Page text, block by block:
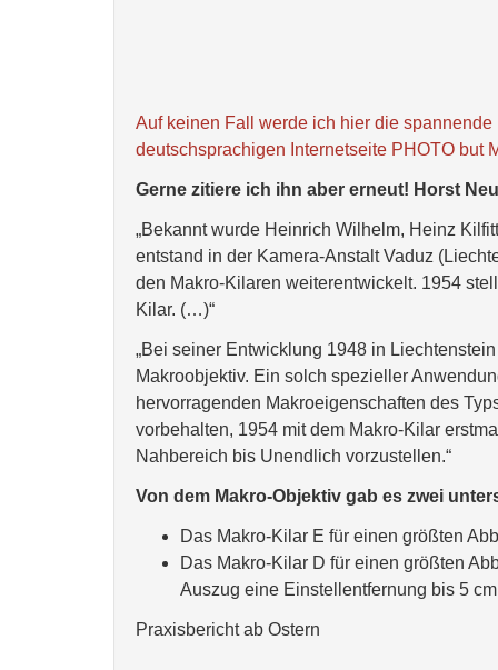
Auf keinen Fall werde ich hier die
deutschsprachigen Internetseite PHOTO but
Gerne zitiere ich ihn aber erneut! Horst
„Bekannt wurde Heinrich Wilhelm, Heinz
entstand in der Kamera-Anstalt Vaduz
den Makro-Kilaren weiterentwickelt. 1954
Kilar. (…)“
„Bei seiner Entwicklung 1948 in
Makroobjektiv. Ein solch spezieller
hervorragenden Makroeigenschaften des
vorbehalten, 1954 mit dem Makro-Kilar
Nahbereich bis Unendlich vorzustellen.“
Von dem Makro-Objektiv gab es zwei
Das Makro-Kilar E für einen größten
Das Makro-Kilar D für einen größten
Auszug eine Einstellentfernung bis 5
Praxisbericht ab Ostern